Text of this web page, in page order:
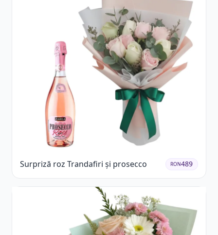
Surpriză roz Trandafiri și prosecco RON489